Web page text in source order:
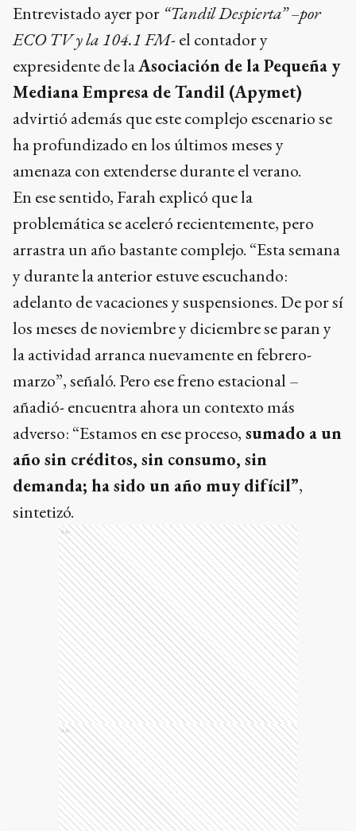
Entrevistado ayer por “Tandil Despierta” –por
ECO TV y la 104.1 FM- el contador y
expresidente de laAsociación de la Pequeña y
Mediana Empresa de Tandil (Apymet)
advirtió además que este complejo escenario se
ha profundizado en los últimos meses y
amenaza con extenderse durante el verano.
En ese sentido, Farah explicó que la
problemática se aceleró recientemente, pero
arrastra un año bastante complejo. “Esta semana
y durante la anterior estuve escuchando:
adelanto de vacaciones y suspensiones. De por sí
los meses de noviembre y diciembre se paran y
la actividad arranca nuevamente en febrero-
marzo”, señaló. Pero ese freno estacional –
añadió- encuentra ahora un contexto más
adverso: “Estamos en ese proceso, sumado a un
año sin créditos, sin consumo, sin
demanda; ha sido un año muy difícil”,
sintetizó.
Ads
Ads